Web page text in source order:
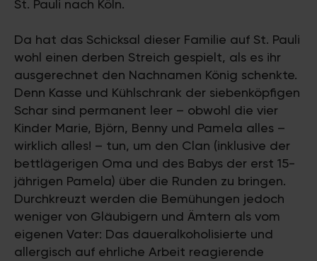
St. Pauli nach Köln.
Da hat das Schicksal dieser Familie auf St. Pauli
wohl einen derben Streich gespielt, als es ihr
ausgerechnet den Nachnamen König schenkte.
Denn Kasse und Kühlschrank der siebenköpfigen
Schar sind permanent leer – obwohl die vier
Kinder Marie, Björn, Benny und Pamela alles –
wirklich alles! – tun, um den Clan (inklusive der
bettlägerigen Oma und des Babys der erst 15-
jährigen Pamela) über die Runden zu bringen.
Durchkreuzt werden die Bemühungen jedoch
weniger von Gläubigern und Ämtern als vom
eigenen Vater: Das daueralkoholisierte und
allergisch auf ehrliche Arbeit reagierende